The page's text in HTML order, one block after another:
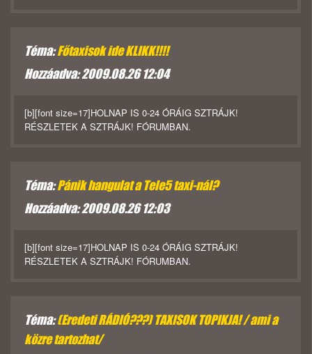
Téma:Főtaxisok ide KLIKK!!!!
Hozzáadva: 2009.08.26 12:04
[b][font size=17]HOLNAP IS 0-24 ÓRÁIG SZTRÁJK!
RÉSZLETEK A SZTRÁJK! FÓRUMBAN.
Téma:Pánik hangulat a Tele5 taxi-nál?
Hozzáadva: 2009.08.26 12:03
[b][font size=17]HOLNAP IS 0-24 ÓRÁIG SZTRÁJK!
RÉSZLETEK A SZTRÁJK! FÓRUMBAN.
Téma:(Eredeti RÁDIÓ???) TAXISOK TOPIKJA! / ami a
közre tartozhat/